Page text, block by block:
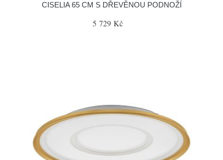
CISELIA 65 CM S DŘEVĚNOU PODNOŽÍ
5 729 Kč